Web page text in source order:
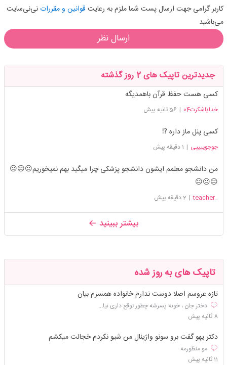
کاربر گرامی جهت ارسال پست شما ملزم به رعایت قوانین و مقرراتنی‌نی‌سایت
می‌باشید
ارسال نظر
جدیدترین تاپیک های 2 روز گذشته
کسی هست حفظ قرآن باهمدیگه
خدایاشکرت04 | 56 ثانیه پیش
کسی پنل‌ ماز داره ⁉️
جوجوییییی | 1 دقیقه پیش
من دانشجو معلمم ایشون دانشجو پزشکی چرا میگید بهم نمیخوریم😐😐😐
😐😐😐
_teacher
| 2 دقیقه پیش
بیشتر ببینید
تاپیک های به روز شده
تازه عروسم اصلا دوست ندارم خانواده همسرم بیان
دختر جان ، خونه پسرشه چطور توقع داری نیا...
8 ثانیه پیش
دکتر یهو گفت برو سونو واژینال من شیو نکردم خجالت میکشم
مو منظورمه
11 ثانیه پیش